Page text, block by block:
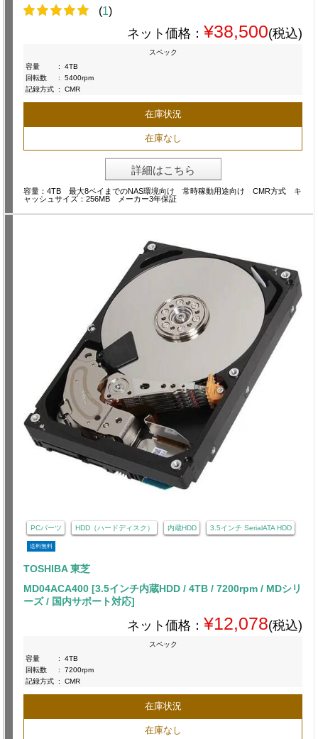
(1)
ネット価格： ¥38,500(税込)
スペック
容量
:
4TB
回転数
:
5400rpm
記録方式 : CMR
在庫状況
在庫なし
詳細はこちら
容量：4TB 最大8ベイまでのNAS環境向け 常時稼動用途向け CMR方式 キ
ャッシュサイズ：256MB メーカー3年保証
PCパーツ HDD（ハードディスク） 内蔵HDD 3.5インチ SerialATA HDD
送料無料
TOSHIBA 東芝
MD04ACA400 [3.5インチ内蔵HDD / 4TB / 7200rpm / MDシリ
ーズ / 国内サポート対応]
ネット価格： ¥12,078(税込)
スペック
容量
:
4TB
回転数
:
7200rpm
記録方式 : CMR
在庫状況
在庫なし